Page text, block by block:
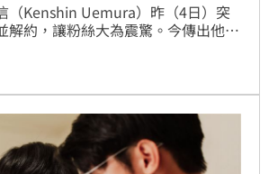
（Kenshin Uemura）昨（4日）突
解約，讓粉絲大為震驚。今傳出他涉
村謙信昨天（4日）上午在西九龍
刑罰是最高可判兩年監禁。